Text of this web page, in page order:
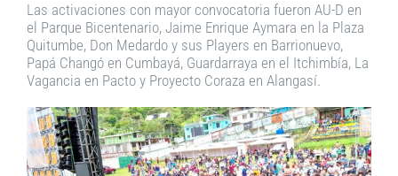
Las activaciones con mayor convocatoria fueron AU-D en
el Parque Bicentenario, Jaime Enrique Aymara en la Plaza
Quitumbe, Don Medardo y sus Players en Barrionuevo,
Papá Changó en Cumbayá, Guardarraya en el Itchimbía, La
Vagancia en Pacto y Proyecto Coraza en Alangasí.